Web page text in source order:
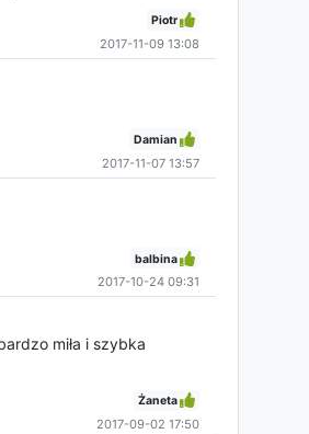
Piotr
2017-11-09 13:08
Damian
2017-11-07 13:57
balbina
2017-10-24 09:31
miła i szybka
Żaneta
2017-09-02 17:50